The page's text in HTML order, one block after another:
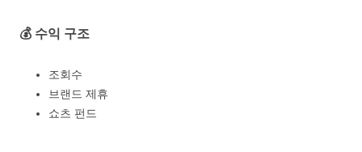
💰 수익 구조
조회수
브랜드 제휴
쇼츠 펀드